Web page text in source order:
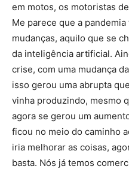
em motos, os motoristas
Me parece que a
mudanças, aquilo que se
da inteligência artificial.
crise, com uma mudança
isso gerou uma abrupta
vinha produzindo, mesmo
agora se gerou um
ficou no meio do caminho
iria melhorar as coisas,
basta. Nós já temos